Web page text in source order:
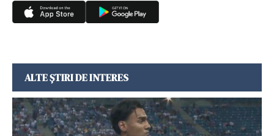
ALTE ȘTIRI DE INTERES